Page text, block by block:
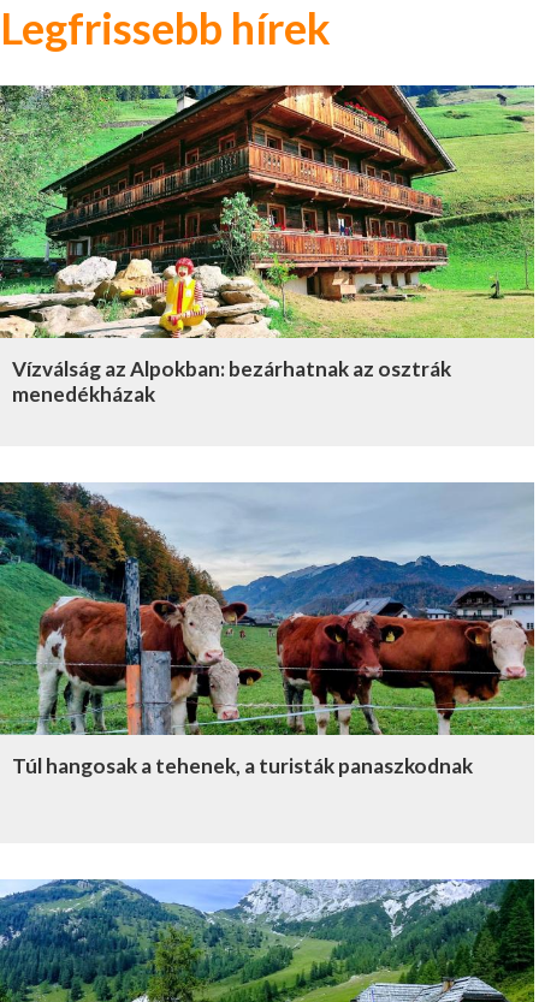
Legfrissebb hírek
Vízválság az Alpokban: bezárhatnak az osztrák
menedékházak
Túl hangosak a tehenek, a turisták panaszkodnak